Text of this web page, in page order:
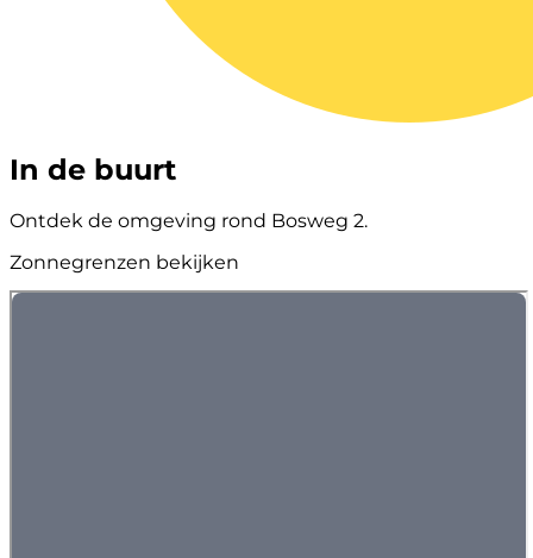
In de buurt
Ontdek de omgeving rond Bosweg 2.
Zonnegrenzen bekijken